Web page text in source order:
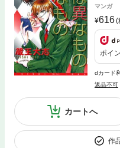
マンガ
616(
ポイ
dカード
返品不可
カートへ
作